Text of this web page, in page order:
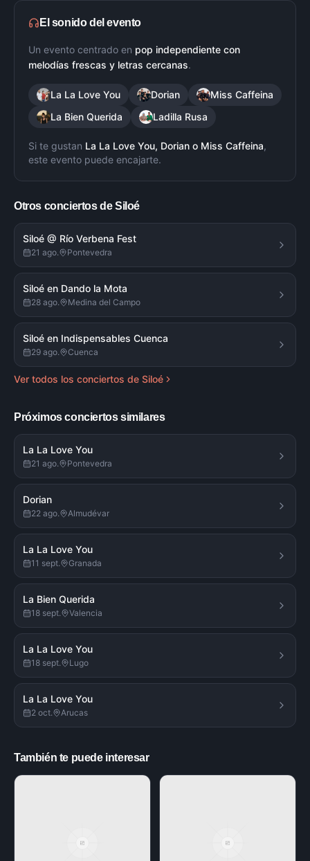
El sonido del evento
Un evento centrado en pop independiente con
melodías frescas y letras cercanas.
La La Love You Dorian
Miss Caffeina
La Bien Querida
Ladilla Rusa
Si te gustan La La Love You, Dorian o Miss Caffeina,
este evento puede encajarte.
Otros conciertos deSiloé
Siloé @ Río Verbena Fest
21 ago. Pontevedra
Siloé en Dando la Mota
28 ago. Medina del Campo
Siloé en Indispensables Cuenca
29 ago. Cuenca
Ver todos los conciertos de Siloé
Próximos conciertos similares
La La Love You
21 ago. Pontevedra
Dorian
22 ago. Almudévar
La La Love You
11 sept. Granada
La Bien Querida
18 sept. Valencia
La La Love You
18 sept. Lugo
La La Love You
2 oct. Arucas
También te puede interesar